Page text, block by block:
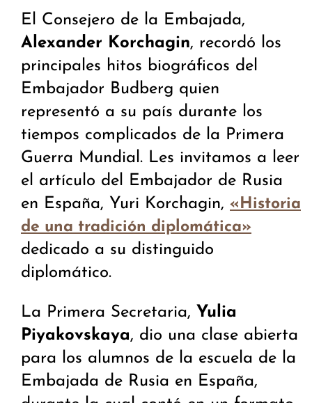
El Consejero de la Embajada,
Alexander Korchagin, recordó los
principales hitos biográficos del
Embajador Budberg quien
representó a su país durante los
tiempos complicados de la Primera
Guerra Mundial. Les invitamos a leer
el artículo del Embajador de Rusia
en España, Yuri Korchagin, «Historia
de una tradición diplomática»
dedicado a su distinguido
diplomático.
La Primera Secretaria, Yulia
Piyakovskaya, dio una clase abierta
para los alumnos de la escuela de la
Embajada de Rusia en España,